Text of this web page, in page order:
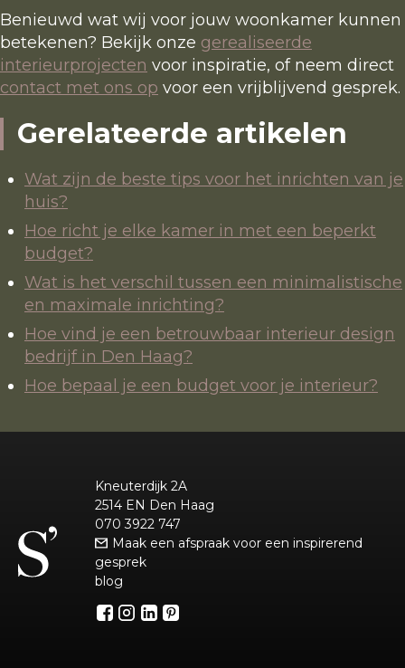
Benieuwd wat wij voor jouw woonkamer kunnen
betekenen? Bekijk onze gerealiseerde
interieurprojecten voor inspiratie, of neem direct
contact met ons op voor een vrijblijvend gesprek.
Gerelateerde artikelen
Wat zijn de beste tips voor het inrichten van je
huis?
Hoe richt je elke kamer in met een beperkt
budget?
Wat is het verschil tussen een minimalistische
en maximale inrichting?
Hoe vind je een betrouwbaar interieur design
bedrijf in Den Haag?
Hoe bepaal je een budget voor je interieur?
Kneuterdijk 2A
2514 EN Den Haag
070 3922 747
Maak een afspraak voor een inspirerend
gesprek
blog